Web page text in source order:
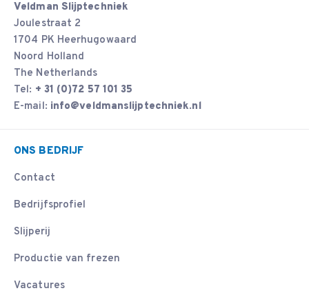
Veldman Slijptechniek
Joulestraat 2
1704 PK Heerhugowaard
Noord Holland
The Netherlands
Tel: + 31 (0)72 57 101 35
E-mail: info@veldmanslijptechniek.nl
ONS BEDRIJF
Contact
Bedrijfsprofiel
Slijperij
Productie van frezen
Vacatures